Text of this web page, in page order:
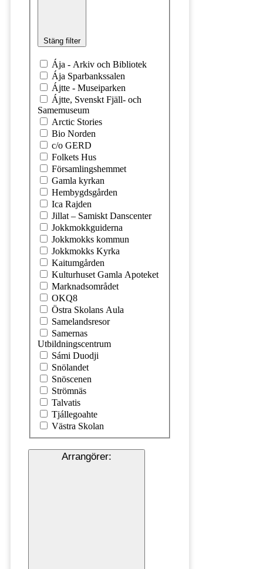
Stäng filter
Ája - Arkiv och Bibliotek
Ája Sparbankssalen
Ájtte - Museiparken
Ájtte, Svenskt Fjäll- och
Samemuseum
Arctic Stories
Bio Norden
c/o GERD
Folkets Hus
Församlingshemmet
Gamla kyrkan
Hembygdsgården
Ica Rajden
Jillat – Samiskt Danscenter
Jokkmokkguiderna
Jokkmokks kommun
Jokkmokks Kyrka
Kaitumgården
Kulturhuset Gamla Apoteket
Marknadsområdet
OKQ8
Östra Skolans Aula
Samelandsresor
Samernas
Utbildningscentrum
Sámi Duodji
Snölandet
Snöscenen
Strömnäs
Talvatis
Tjállegoahte
Västra Skolan
Arrangörer: